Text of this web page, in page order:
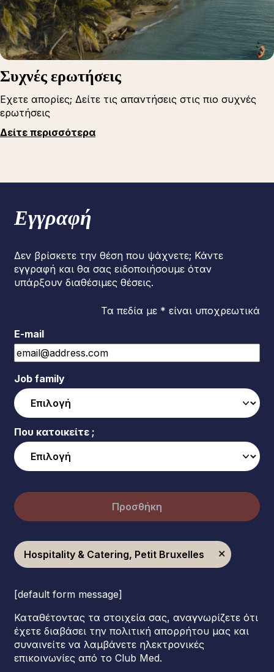
Συχνές ερωτήσεις
Εχετε απορίες; Δείτε τις απαντήσεις στις πιο συχνές
ερωτήσεις
Δείτε περισσότερα
Εγγραφή
Δεν βρίσκετε την θέση που ψάχνετε; Κάντε
εγγραφή και θα σας ειδοποιήσουμε όταν
υπάρξουν διαθέσιμες θέσεις.
Τα πεδία με * είναι υποχρεωτικά
E-mail
Job family
Που κατοικείτε ;
Προσθήκη
Hospitality & Catering, Petit Bruxelles
[default form message]
Καταθέτοντας τα στοιχεία σας, αναγνωρίζετε ότι
έχετε διαβάσει την πολιτική απορρήτου μας και
συναινείτε να λαμβάνετε ηλεκτρονικές
επικοινωνίες από το Club Med.